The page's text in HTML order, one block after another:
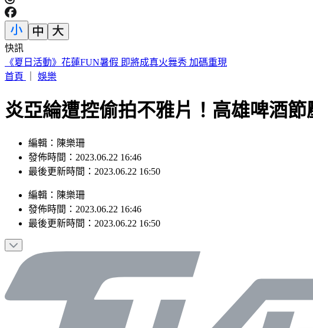
快訊
188萬《龍藏經》賣掉了！大戶不甩7折 店員爆「付現買原價」
首頁
娛樂
炎亞綸遭控偷拍不雅片！高雄啤酒
編輯：陳樂珊
發佈時間：2023.06.22 16:46
最後更新時間：2023.06.22 16:50
編輯 ： 陳樂珊
發佈時間： 2023.06.22 16:46
最後更新時間： 2023.06.22 16:50